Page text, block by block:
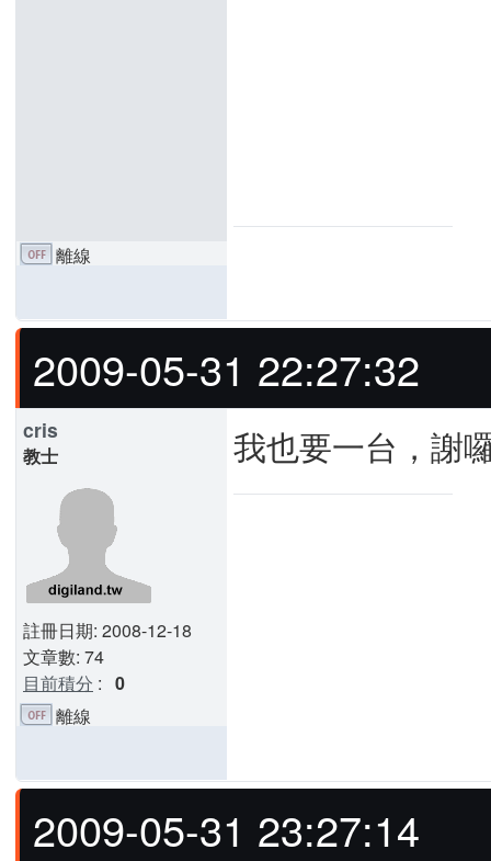
離線
2009-05-31 22:27:32
cris
教士
註冊日期: 2008-12-18
文章數: 74
目前積分 : 0
我也要一台，謝
離線
2009-05-31 23:27:14